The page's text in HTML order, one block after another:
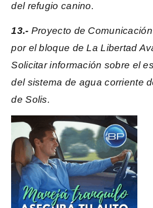
del refugio canino.
13.- Proyecto de
por el bloque de La Libertad
Solicitar información sobre el
del sistema de agua corriente
de Solis.